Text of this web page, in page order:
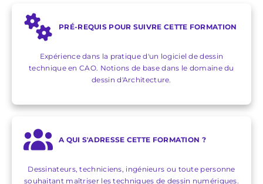
PRÉ-REQUIS POUR SUIVRE CETTE FORMATION
Expérience dans la pratique d'un logiciel de dessin
technique en CAO. Notions de base dans le domaine du
dessin d'Architecture.
A QUI S'ADRESSE CETTE FORMATION ?
Dessinateurs, techniciens, ingénieurs ou toute personne
souhaitant maîtriser les techniques de dessin numériques.